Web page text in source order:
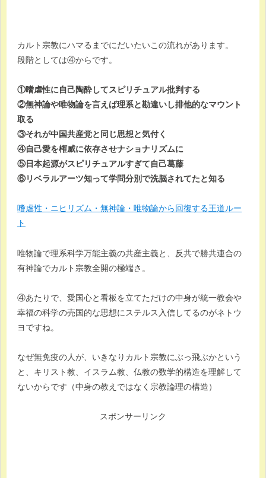
カルト宗教にハマるまでにだいたいこの流れがあります。
段階としては④からです。
①嗜虐性に自己陶酔してスピリチュアル批判する
②無神論や唯物論を言えば理系と勘違いし排他的なマウント
取る
③それが中国共産党と同じ思想と気付く
④自己愛を権威に依存させナショナリズムに
⑤日本起源がスピリチュアルすぎて自己葛藤
⑥リベラルアーツ知って学問分別で洗脳されてたと知る
嗜虐性・ニヒリズム・無神論・唯物論から回復する王道ルー
ト
唯物論で理系科学万能主義の共産主義と、反共で勝共連合の
有神論でカルト宗教全開の極端さ。
④あたりで、愛国心と看板を立てただけの中身が統一教会や
幸福の科学の売国的な思想にステルス入信してるのがネトウ
ヨですね。
なぜ無免疫の人が、いきなりカルト宗教にぶっ飛ぶかという
と、キリスト教、イスラム教、仏教の数学的構造を理解して
ないからです（中身の教えではなく宗教論理の構造）
スポンサーリンク